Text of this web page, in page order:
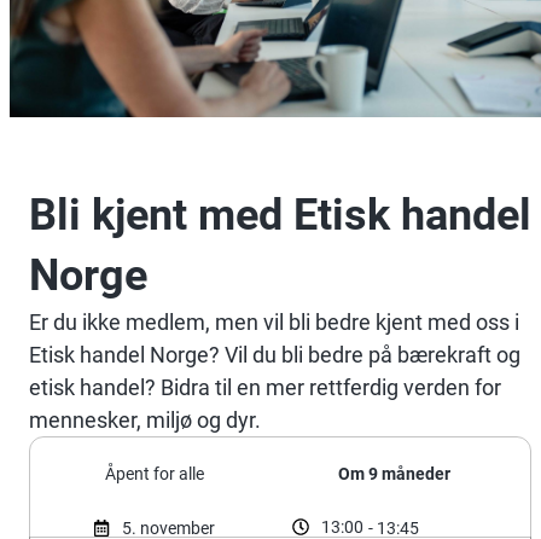
Bli kjent med Etisk handel
Norge
Er du ikke medlem, men vil bli bedre kjent med oss i
Etisk handel Norge? Vil du bli bedre på bærekraft og
etisk handel? Bidra til en mer rettferdig verden for
mennesker, miljø og dyr.
Åpent for alle Om 9 måneder
5. november 13:00 - 13:45